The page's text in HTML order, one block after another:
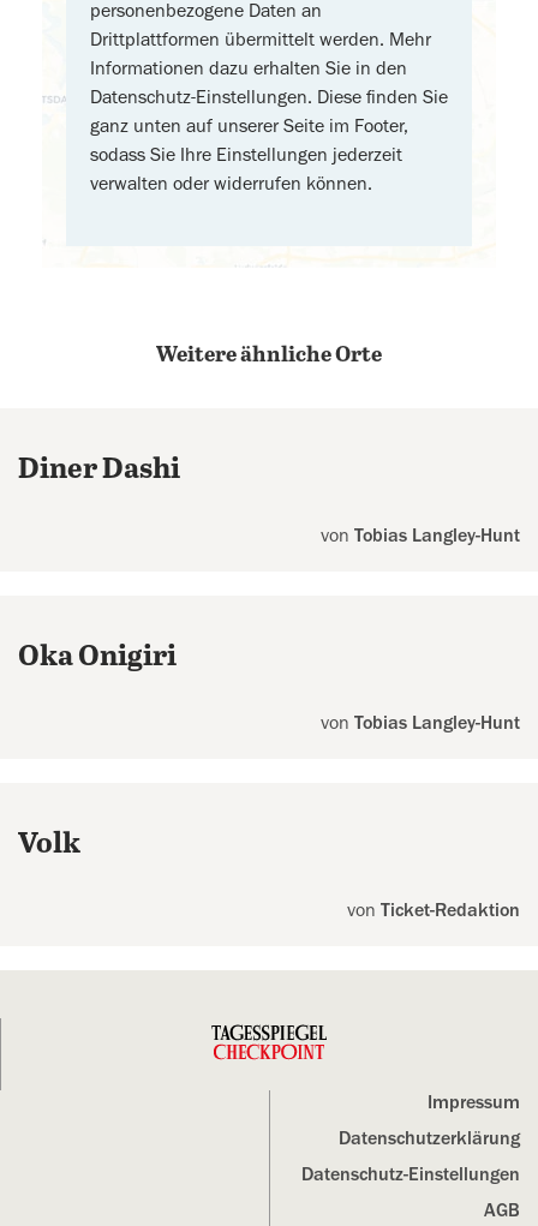
personenbezogene Daten an
Drittplattformen übermittelt werden. Mehr
Informationen dazu erhalten Sie in den
Datenschutz-Einstellungen. Diese finden Sie
ganz unten auf unserer Seite im Footer,
sodass Sie Ihre Einstellungen jederzeit
verwalten oder widerrufen können.
Weitere ähnliche Orte
Diner Dashi
von Tobias Langley-Hunt
Oka Onigiri
von Tobias Langley-Hunt
Volk
von Ticket-Redaktion
Impressum
Datenschutz­erklärung
Datenschutz-Einstellungen
AGB